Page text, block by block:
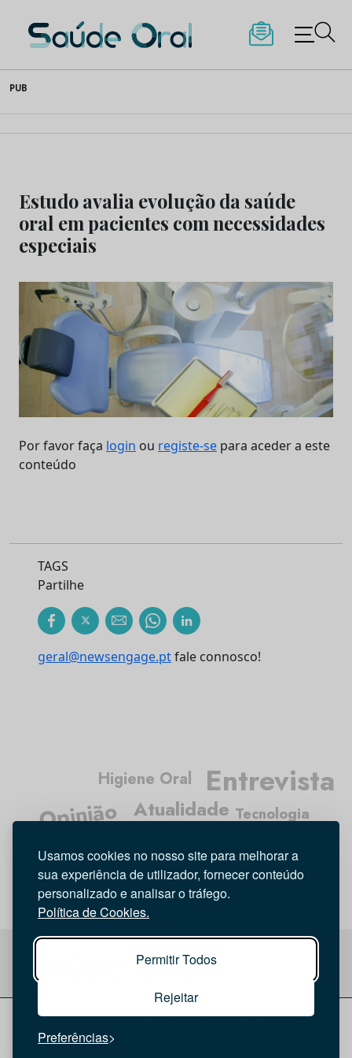
Usamos cookies no nosso site para melhorar a
sua experiência de utilizador, fornecer conteúdo
personalizado e analisar o tráfego.
Política de Cookies.
Permitir Todos
Rejeitar
Preferências
to
content
Saúde Oral
PUB
Estudo avalia evolução da saúde
oral em pacientes com necessidades
especiais
Por favor faça login ou registe-se para aceder a este
conteúdo
TAGS
Partilhe
geral@newsengage.ptfale connosco!
Atualidade
Médicos Dentistas
Higiene Oral Entrevista
Opinião Tecnologia
Política de privacidade